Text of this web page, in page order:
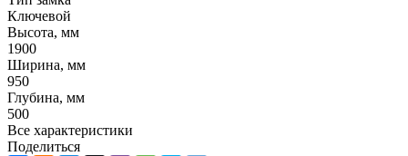
Ключевой
Высота, мм
1900
Ширина, мм
950
Глубина, мм
500
Все характеристики
Поделиться